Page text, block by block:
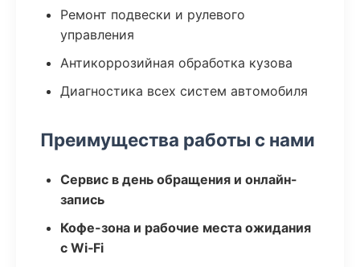
Ремонт подвески и рулевого
управления
Антикоррозийная обработка кузова
Диагностика всех систем автомобиля
Преимущества работы с нами
Сервис в день обращения и онлайн-
запись
Кофе-зона и рабочие места ожидания
с Wi‑Fi